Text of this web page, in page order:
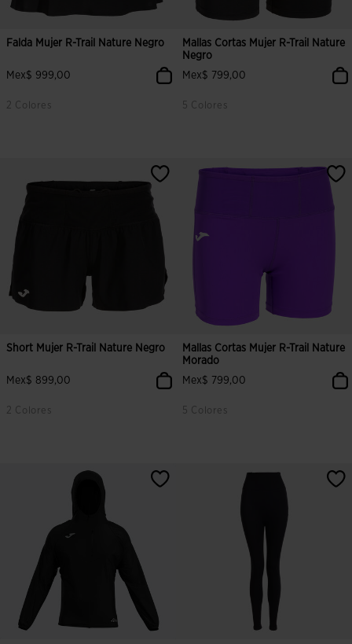
Falda Mujer R-Trail Nature Negro
Mex$ 999,00
2 Colores
Mallas Cortas Mujer R-Trail Nature
Negro
Mex$ 799,00
5 Colores
Short Mujer R-Trail Nature Negro
Mex$ 899,00
2 Colores
Mallas Cortas Mujer R-Trail Nature
Morado
Mex$ 799,00
5 Colores